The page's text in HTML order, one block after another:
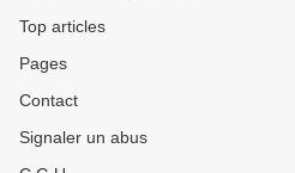
Top articles
Pages
Contact
Signaler un abus